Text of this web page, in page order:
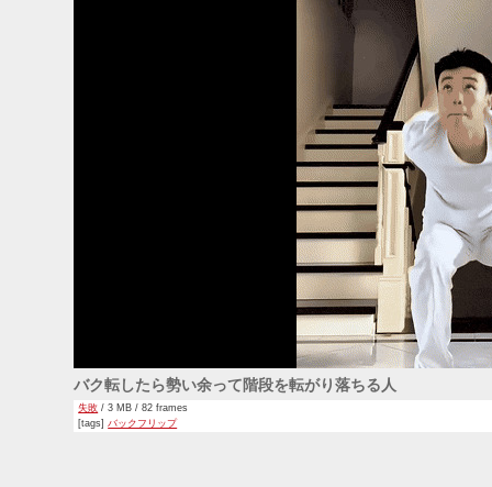
バク転したら勢い余って階段を転がり落ちる人
失敗 / 3 MB / 82 frames
[tags]バックフリップ